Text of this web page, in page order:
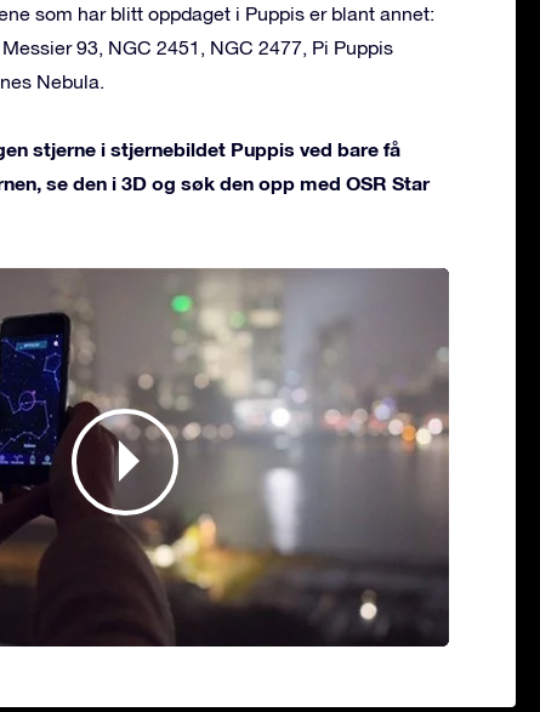
som har blitt oppdaget i Puppis er blant annet:
93, NGC 2451, NGC 2477, Pi Puppis
Nebula.
stjerne i stjernebildet Puppis ved bare få
se den i 3D og søk den opp med OSR Star